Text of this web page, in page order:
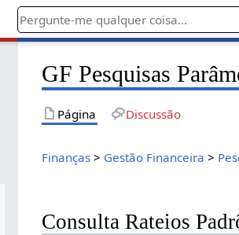
GF Pesquisas
Página Discussão
Finanças > Gestão Financeira >
Consulta Rateios